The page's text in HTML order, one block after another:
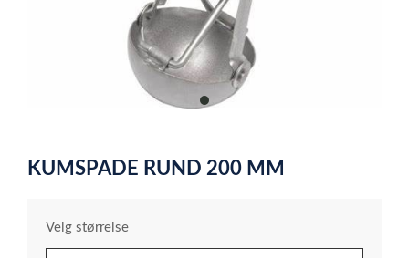
item
of
KUMSPADE RUND 200 MM
Velg størrelse